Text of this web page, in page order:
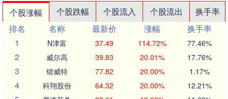
个股涨幅 个股跌幅 个股流入 个股流出
换手率
排名
名称 最新价 涨幅
换手率
1
N津富 37.49 114.72% 77.46%
2 威尔高 39.83 20.01% 17.76%
3 锴威特 77.82 20.00% 1.17%
4 科翔股份 64.32 20.00% 12.21%